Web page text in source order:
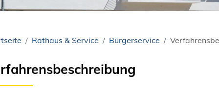
Rathaus & Service Bürgerservice